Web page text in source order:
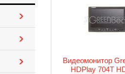
Видеомонитор
HDPlay 704T